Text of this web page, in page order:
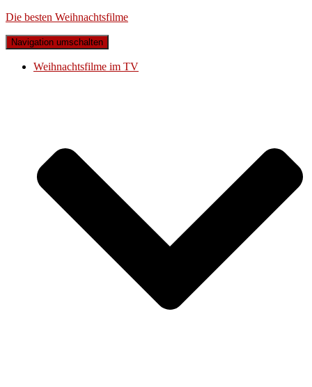
Die besten Weihnachtsfilme
Navigation umschalten
Weihnachtsfilme im TV